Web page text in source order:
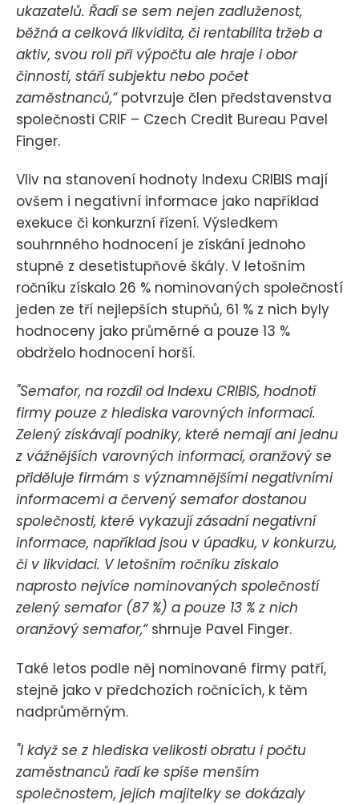
ukazatelů. Řadí se sem nejen zadluženost,
běžná a celková likvidita, či rentabilita tržeb a
aktiv, svou roli při výpočtu ale hraje i obor
činnosti, stáří subjektu nebo počet
zaměstnanců,“potvrzuje člen představenstva
společnosti CRIF – Czech Credit Bureau Pavel
Finger.
Vliv na stanovení hodnoty Indexu CRIBIS mají
ovšem i negativní informace jako například
exekuce či konkurzní řízení. Výsledkem
souhrnného hodnocení je získání jednoho
stupně z desetistupňové škály. V letošním
ročníku získalo 26 % nominovaných společností
jeden ze tří nejlepších stupňů, 61 % z nich byly
hodnoceny jako průměrné a pouze 13 %
obdrželo hodnocení horší.
"Semafor, na rozdíl od Indexu CRIBIS, hodnotí
firmy pouze z hlediska varovných informací.
Zelený získávají podniky, které nemají ani jednu
z vážnějších varovných informací, oranžový se
přiděluje firmám s významnějšími negativními
informacemi a červený semafor dostanou
společnosti, které vykazují zásadní negativní
informace, například jsou v úpadku, v konkurzu,
či v likvidaci. V letošním ročníku získalo
naprosto nejvíce nominovaných společností
zelený semafor (87 %) a pouze 13 % z nich
oranžový semafor,“shrnuje Pavel Finger.
Také letos podle něj nominované firmy patří,
stejně jako v předchozích ročnících, k těm
nadprůměrným.
"I když se z hlediska velikosti obratu i počtu
zaměstnanců řadí ke spíše menším
společnostem, jejich majitelky se dokázaly